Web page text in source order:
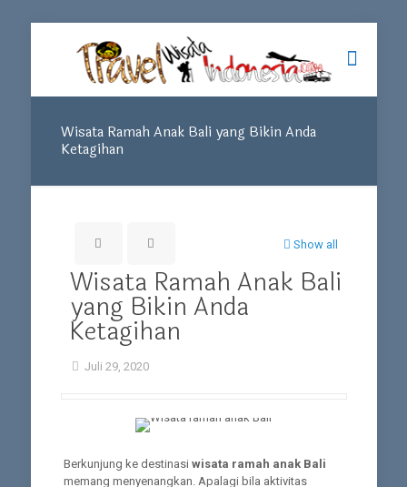
Wisata Ramah Anak Bali yang Bikin Anda
Ketagihan
Show all
Wisata Ramah Anak Bali
yang Bikin Anda
Ketagihan
Juli 29, 2020
Berkunjung ke destinasi wisata ramah anak Bali
memang menyenangkan. Apalagi bila aktivitas